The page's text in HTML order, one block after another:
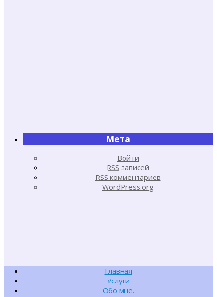
Мета
Войти
RSS записей
RSS комментариев
WordPress.org
Главная
Услуги
Обо мне.